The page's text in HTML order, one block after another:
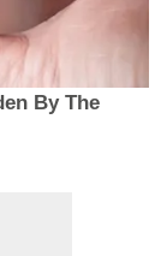
By The